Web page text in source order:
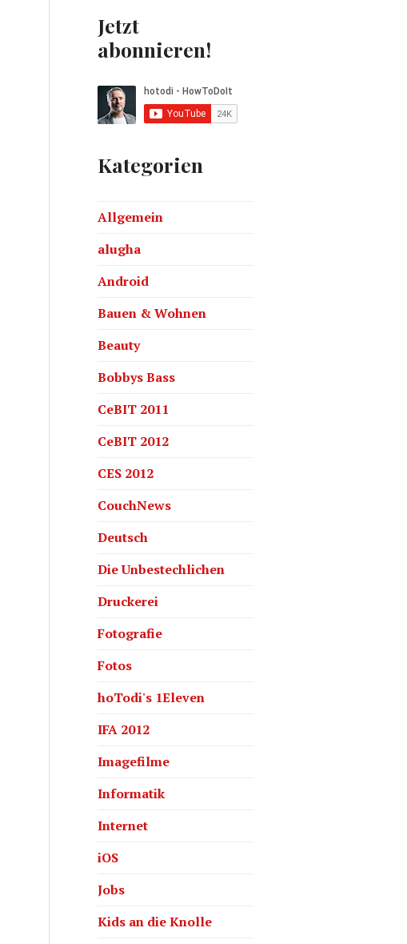
Jetzt
abonnieren!
Kategorien
Allgemein
alugha
Android
Bauen & Wohnen
Beauty
Bobbys Bass
CeBIT 2011
CeBIT 2012
CES 2012
CouchNews
Deutsch
Die Unbestechlichen
Druckerei
Fotografie
Fotos
hoTodi's 1Eleven
IFA 2012
Imagefilme
Informatik
Internet
iOS
Jobs
Kids an die Knolle